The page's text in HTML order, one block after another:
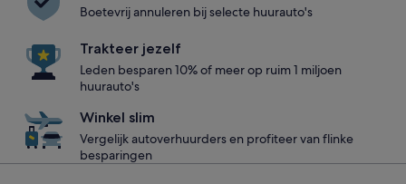
Boetevrij annuleren bij selecte huurauto's
Trakteer jezelf
Leden besparen 10% of meer op ruim 1 miljoen
huurauto's
Winkel slim
Vergelijk autoverhuurders en profiteer van flinke
besparingen